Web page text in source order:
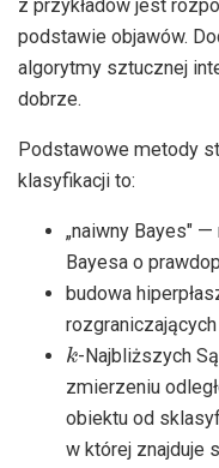
z przykładów jest
podstawie objawów.
algorytmy sztucznej
dobrze.
Podstawowe metody
klasyfikacji to:
„naiwny Bayes"
Bayesa o
budowa
k
-Najbliższych
zmierzeniu
obiektu od
w której znajduje